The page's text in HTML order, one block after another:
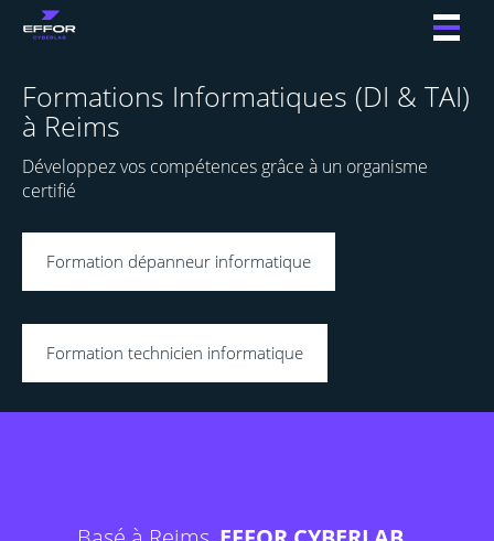
Formations Informatiques (DI & TAI)
à Reims
Développez vos compétences grâce à un organisme
certifié
Formation dépanneur informatique
Formation technicien informatique